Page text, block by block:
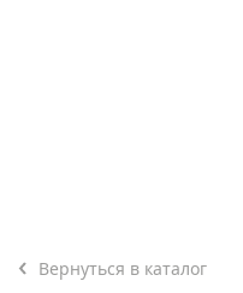
Вернуться в каталог